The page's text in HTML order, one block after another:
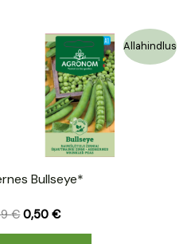
Allahindlus
Bullseye*
€
Algne
1,09 €.
0,50€
Praegune
hind
on:
0,50 €.